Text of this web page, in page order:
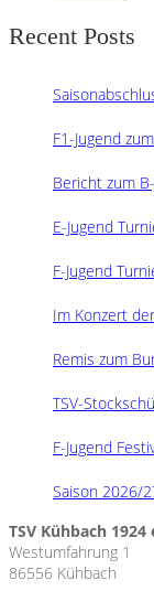
Recent Posts
F1-Jugend
Bericht zum
E-Jugend
F-Jugend
Im Konzert
Remis zum
TSV-
F-Jugend
Saison 2026/
TSV Kühbach 1924
Westumfahrung 1
86556 Kühbach